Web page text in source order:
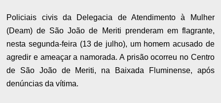
Policiais civis da Delegacia de Atendimento à Mulher
(Deam) de São João de Meriti prenderam em flagrante,
nesta segunda-feira (13 de julho), um homem acusado de
agredir e ameaçar a namorada. A prisão ocorreu no Centro
de São João de Meriti, na Baixada Fluminense, após
denúncias da vítima.